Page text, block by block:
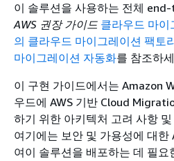
이 솔루션을 사용하는 전체
AWS 권장 가이드 클라우드 마이
의 클라우드 마이그레이션 팩토
마이그레이션 자동화를 참조하
이 구현 가이드에서는 Amazon
우드에 AWS 기반 Cloud
하기 위한 아키텍처 고려 사항
여기에는 보안 및 가용성에 대한
여이 솔루션을 배포하는 데 필요